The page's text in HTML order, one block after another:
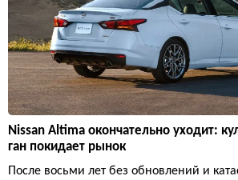
Nissan Altima окончательно уходит:
ган покидает рынок
После восьми лет без обновлений и